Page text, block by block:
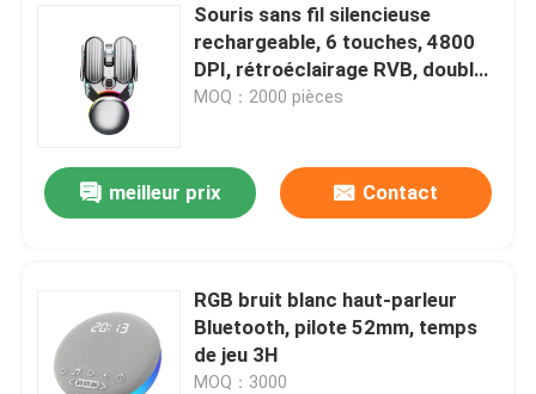
Souris sans fil silencieuse
rechargeable, 6 touches, 4800
DPI, rétroéclairage RVB, double
mode, métal argenté
MOQ：2000 pièces
meilleur prix Contact
RGB bruit blanc haut-parleur
Bluetooth, pilote 52mm, temps
de jeu 3H
MOQ：3000